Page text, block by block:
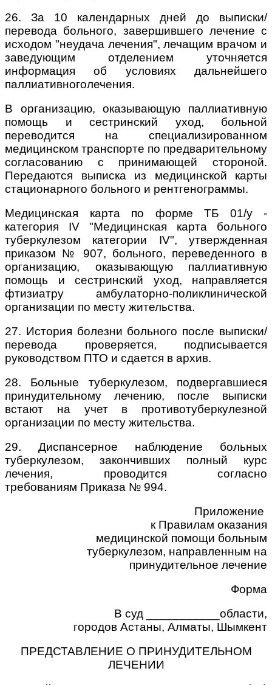
26. За 10 календарных дней до выписки/
перевода больного, завершившего лечение с
исходом "неудача лечения", лечащим врачом и
заведующим отделением уточняется
информация об условиях дальнейшего
паллиативноголечения.
В организацию, оказывающую паллиативную
помощь и сестринский уход, больной
переводится на специализированном
медицинском транспорте по предварительному
согласованию с принимающей стороной.
Передаются выписка из медицинской карты
стационарного больного и рентгенограммы.
Медицинская карта по форме ТБ 01/у -
категория IV "Медицинская карта больного
туберкулезом категории IV", утвержденная
приказом № 907, больного, переведенного в
организацию, оказывающую паллиативную
помощь и сестринский уход, направляется
фтизиатру амбулаторно-поликлинической
организации по месту жительства.
27. История болезни больного после выписки/
перевода проверяется, подписывается
руководством ПТО и сдается в архив.
28. Больные туберкулезом, подвергавшиеся
принудительному лечению, после выписки
встают на учет в противотуберкулезной
организации по месту жительства.
29. Диспансерное наблюдение больных
туберкулезом, закончивших полный курс
лечения, проводится согласно
требованиям Приказа № 994.
Приложение
к Правилам оказания
медицинской помощи больным
туберкулезом, направленным на
принудительное лечение
Форма
В суд ___________области,
городов Астаны, Алматы, Шымкент
ПРЕДСТАВЛЕНИЕ О ПРИНУДИТЕЛЬНОМ
ЛЕЧЕНИИ